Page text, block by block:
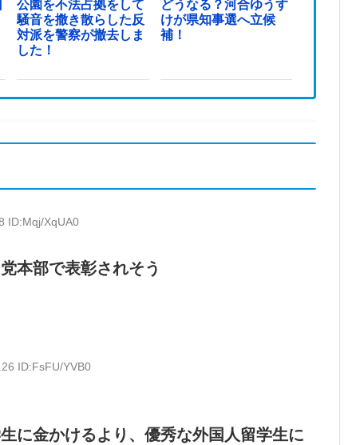
公園を不法占拠をして
騒音を撒き散らした反
対派を警察が撤去しま
した！
どうなる？河合ゆうす
けが県知事選へ立候
補！
ID:Mqj/XqUA0
本部で表彰されそう
ID:FsFU/YVB0
に金かけるより、優秀な外国人留学生に